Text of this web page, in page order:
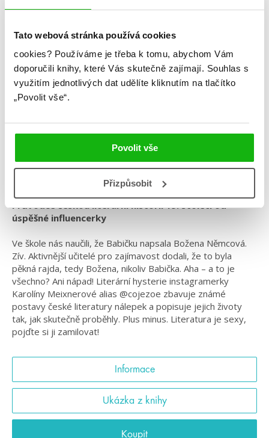
Tato webová stránka používá cookies
cookies? Používáme je třeba k tomu, abychom Vám
doporučili knihy, které Vás skutečně zajímají. Souhlas s
využitím jednotlivých dat udělíte kliknutím na tlačítko
„Povolit vše“.
Povolit vše
Přizpůsobit
Průvodce literární hysterií 19. století
Karolína Zoe Meixnerová
#průvodceliterárníhysterií19století
Průvodce českou literární historií 19. století od
úspěšné influencerky
Ve škole nás naučili, že Babičku napsala Božena Němcová.
Zív. Aktivnější učitelé pro zajímavost dodali, že to byla
pěkná rajda, tedy Božena, nikoliv Babička. Aha – a to je
všechno? Ani nápad! Literární hysterie instagramerky
Karolíny Meixnerové alias @cojezoe zbavuje známé
postavy české literatury nálepek a popisuje jejich životy
tak, jak skutečně proběhly. Plus minus. Literatura je sexy,
pojďte si ji zamilovat!
Informace
Ukázka z knihy
Koupit